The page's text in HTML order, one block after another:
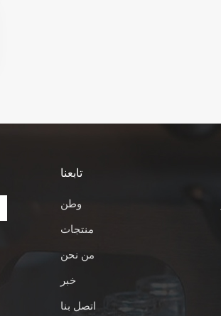
تابعنا
وطن
منتجات
من نحن
خبر
اتصل بنا